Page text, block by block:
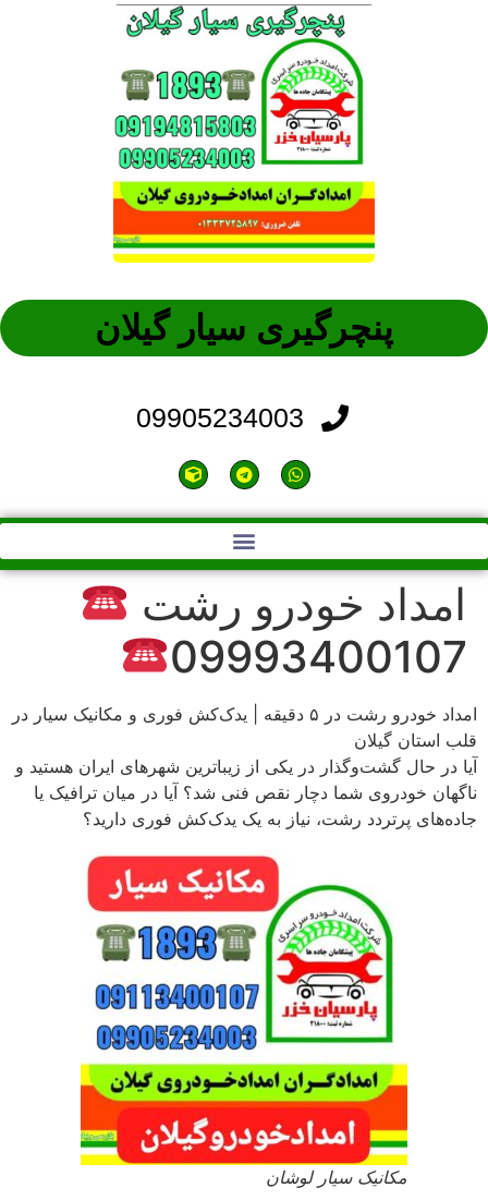
پنچرگیری سیار گیلان
09905234003
امداد خودرو رشت
09993400107
امداد خودرو رشت در ۵ دقیقه | یدک‌کش فوری و مکانیک سیار در
قلب استان گیلان
آیا در حال گشت‌وگذار در یکی از زیباترین شهرهای ایران هستید و
ناگهان خودروی شما دچار نقص فنی شد؟ آیا در میان ترافیک یا
جاده‌های پرتردد رشت، نیاز به یک یدک‌کش فوری دارید؟
مکانیک سیار لوشان